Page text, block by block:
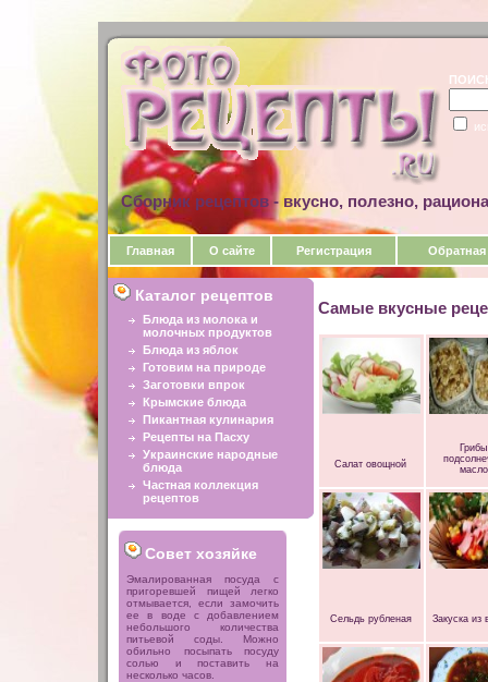
Сборник рецептов - вкусно, полезно,
Главная О сайте Регистрация Обратная
Каталог рецептов
Блюда из молока и
молочных продуктов
Блюда из яблок
Готовим на природе
Заготовки впрок
Крымские блюда
Пикантная кулинария
Рецепты на Пасху
Украинские народные
блюда
Частная коллекция
рецептов
Совет хозяйке
Эмалированная посуда с
пригоревшей пищей легко
отмывается, если замочить
ее в воде с добавлением
небольшого количества
питьевой соды. Можно
обильно посыпать посуду
солью и поставить на
несколько часов.
Самые вкусные
Салат овощной
Сельдь рубленая Закуска из